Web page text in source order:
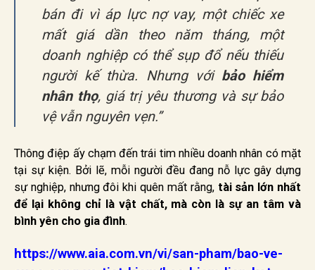
bán đi vì áp lực nợ vay, một chiếc xe
mất giá dần theo năm tháng, một
doanh nghiệp có thể sụp đổ nếu thiếu
người kế thừa. Nhưng với bảo hiểm
nhân thọ, giá trị yêu thương và sự bảo
vệ vẫn nguyên vẹn.”
Thông điệp ấy chạm đến trái tim nhiều doanh nhân có mặt
tại sự kiện. Bởi lẽ, mỗi người đều đang nỗ lực gây dựng
sự nghiệp, nhưng đôi khi quên mất rằng, tài sản lớn nhất
để lại không chỉ là vật chất, mà còn là sự an tâm và
bình yên cho gia đình.
https://www.aia.com.vn/vi/san-pham/bao-ve-